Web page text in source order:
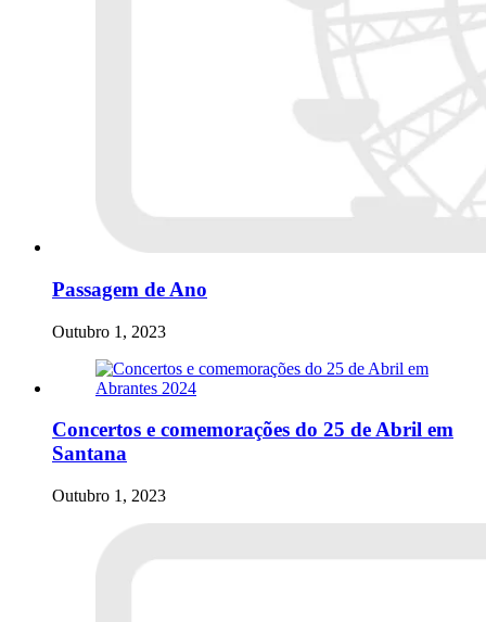
Passagem de Ano
Outubro 1, 2023
Concertos e comemorações do 25 de Abril em
Santana
Outubro 1, 2023